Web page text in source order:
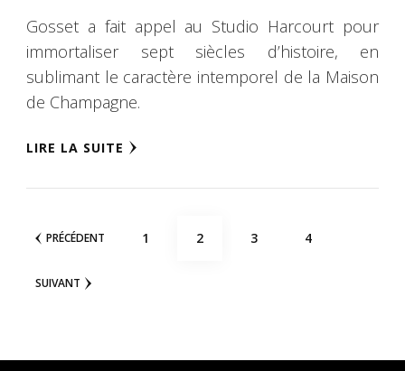
Gosset a fait appel au Studio Harcourt pour
immortaliser sept siècles d’histoire, en
sublimant le caractère intemporel de la Maison
de Champagne.
LIRE LA SUITE
Navigation
articles
PRÉCÉDENT PAGE
1 PAGE
2 PAGE
3 PAGE
4
SUIVANT